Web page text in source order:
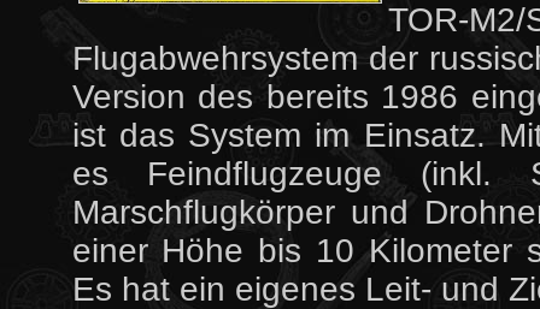
TOR-
Flugabwehrsystem der
Version des bereits 1986
ist das System im Einsatz.
es Feindflugzeuge (inkl.
Marschflugkörper und
einer Höhe bis 10 Kilometer
Es hat ein eigenes Leit- und